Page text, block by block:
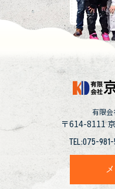
有限会
〒614-8111
TEL:075-